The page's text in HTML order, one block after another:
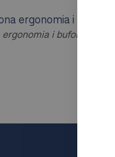
i bufor do 20